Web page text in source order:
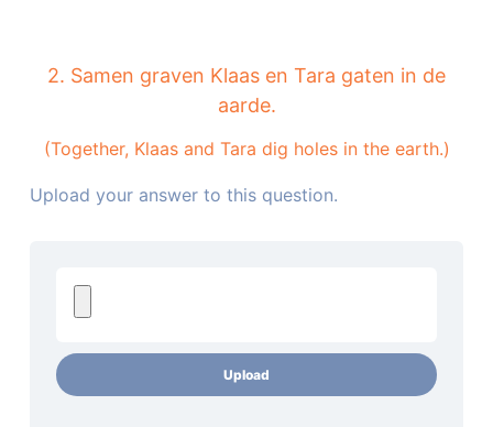
2. Samen graven Klaas en Tara gaten in de
aarde.
(Together, Klaas and Tara dig holes in the earth.)
Upload your answer to this question.